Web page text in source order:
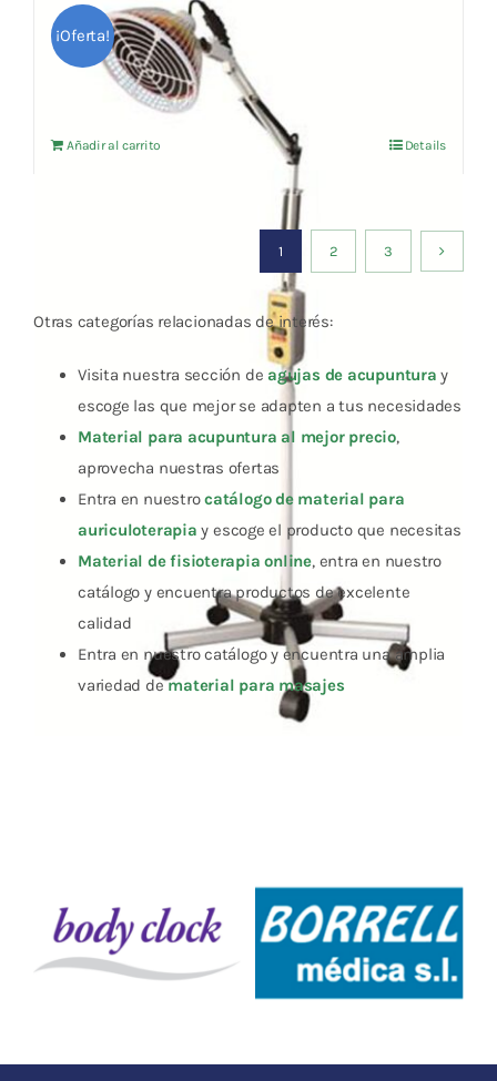
¡Oferta!
Lámpara Electro Bio-térmica TDP de Pie
Con Ruedas
195,00€ El
precio
era:
185,25€El
precio
IVA no incluído
Añadir al carrito Details
1 2 3
Otras categorías relacionadas de interés:
Visita nuestra sección de agujas de acupuntura y
escoge las que mejor se adapten a tus necesidades
Material para acupuntura al mejor precio,
aprovecha nuestras ofertas
Entra en nuestrocatálogo de material para
auriculoterapia y escoge el producto que necesitas
Material de fisioterapia online, entra en nuestro
catálogo y encuentra productos de excelente
calidad
Entra en nuestro catálogo y encuentra una amplia
variedad dematerial para masajes